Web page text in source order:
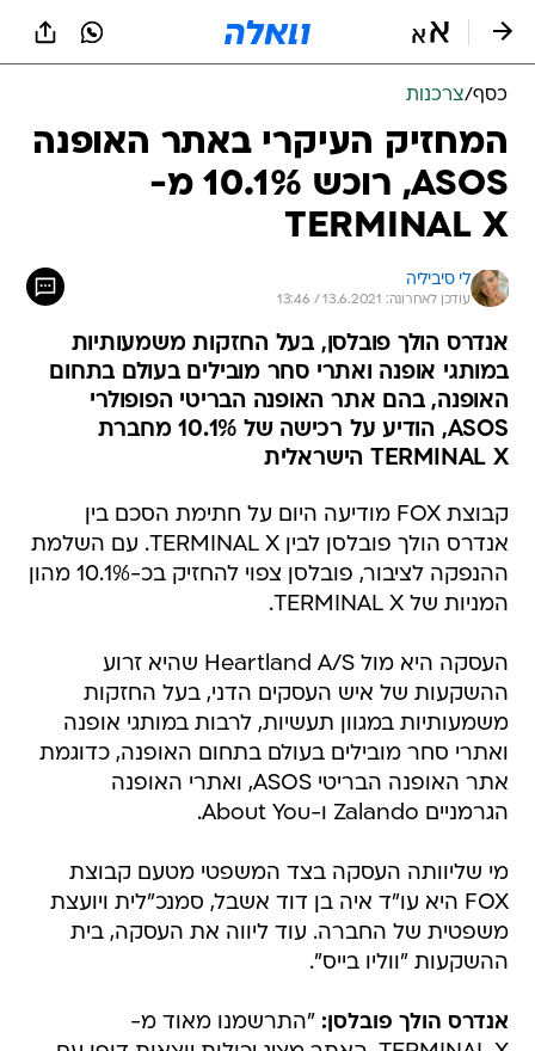
כסף/צרכנות
המחזיק העיקרי באתר האופנה
ASOS, רוכש 10.1% מ-
TERMINAL X
לי סיביליה
עודכן לאחרונה: 13.6.2021 / 13:46
אנדרס הולך פובלסן, בעל החזקות משמעותיות
במותגי אופנה ואתרי סחר מובילים בעולם בתחום
האופנה, בהם אתר האופנה הבריטי הפופולרי
ASOS, הודיע על רכישה של 10.1% מחברת
TERMINAL X הישראלית
קבוצת FOX מודיעה היום על חתימת הסכם בין
אנדרס הולך פובלסן לבין TERMINAL X. עם השלמת
ההנפקה לציבור, פובלסן צפוי להחזיק בכ-10.1% מהון
המניות של TERMINAL X.
העסקה היא מול Heartland A/S שהיא זרוע
ההשקעות של איש העסקים הדני, בעל החזקות
משמעותיות במגוון תעשיות, לרבות במותגי אופנה
ואתרי סחר מובילים בעולם בתחום האופנה, כדוגמת
אתר האופנה הבריטי ASOS, ואתרי האופנה
הגרמניים Zalando ו-About You.
מי שליוותה העסקה בצד המשפטי מטעם קבוצת
FOX היא עו"ד איה בן דוד אשבל, סמנכ"לית ויועצת
משפטית של החברה. עוד ליווה את העסקה, בית
ההשקעות "ווליו בייס".
אנדרס הולך פובלסן: "התרשמנו מאוד מ-